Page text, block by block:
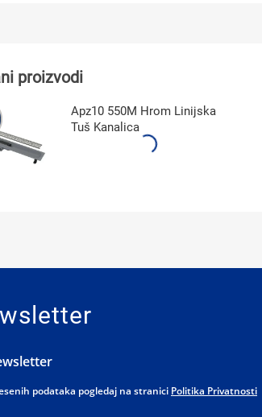
proizvodi
Apz10 550M Hrom Linijska
Tuš Kanalica
podataka pogledaj na stranici Politika Privatnosti